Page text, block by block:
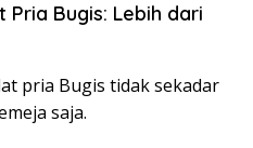
Bugis: Lebih dari
pria Bugis tidak sekadar
saja.